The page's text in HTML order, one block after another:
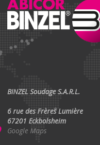
BINZEL Soudage S.A.R.L.
6 rue des Frères Lumière
67201 Eckbolsheim
Google Maps